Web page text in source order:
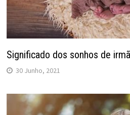
Significado dos sonhos de
30 Junho, 2021